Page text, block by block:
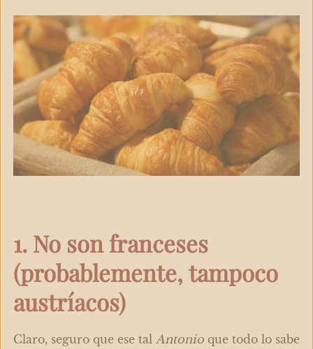
1. No son franceses
(probablemente, tampoco
austríacos)
Claro, seguro que ese tal Antonioque todo lo sabe